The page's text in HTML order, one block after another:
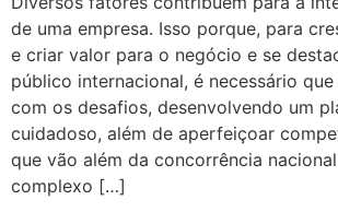
de uma empresa. Isso porque, para
e criar valor para o negócio e se
público internacional, é necessário
com os desafios, desenvolvendo um
cuidadoso, além de aperfeiçoar
que vão além da concorrência
complexo […]